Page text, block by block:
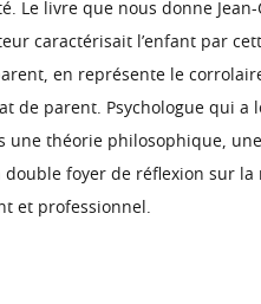
Le livre que nous donne
caractérisait l’enfant par
en représente le
de parent. Psychologue qui
une théorie philosophique,
foyer de réflexion sur
et professionnel.